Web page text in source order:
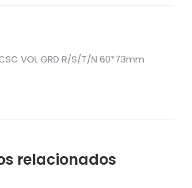
VOL GRD R/S/T/N 60*73mm
relacionados